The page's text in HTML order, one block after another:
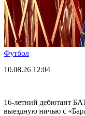
Футбол
10.08.26 12:04
16-летний дебютант
выездную ничью с